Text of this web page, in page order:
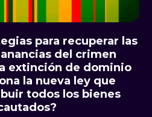
para recuperar las
del crimen
extinción de dominio
la nueva ley que
todos los bienes